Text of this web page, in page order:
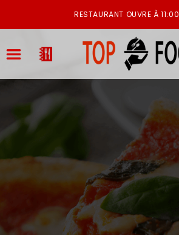
RESTAURANT OUVRE À 11:00
LA CARTE
VOTRE COMPTE
NOTRE RESTAURANT